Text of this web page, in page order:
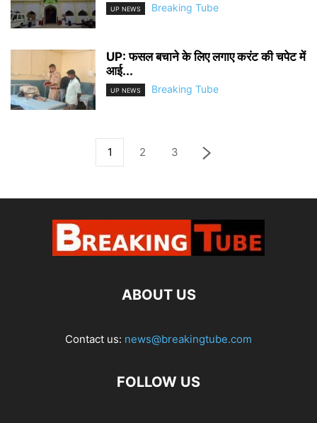
UP NEWS Breaking Tube
UP: फसल बचाने के लिए लगाए करंट की चपेट में
आई...
UP NEWS Breaking Tube
1 2 3
ABOUT US
Contact us: news@breakingtube.com
FOLLOW US